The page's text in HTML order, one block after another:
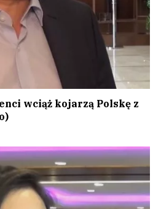
wciąż kojarzą Polskę z